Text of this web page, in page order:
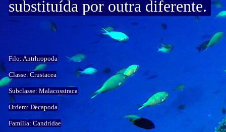
substituída por outra diferente.
Filo: Antrhropoda
Classe: Crustacea
Subclasse: Malacosstraca
Ordem: Decapoda
Família: Candridae